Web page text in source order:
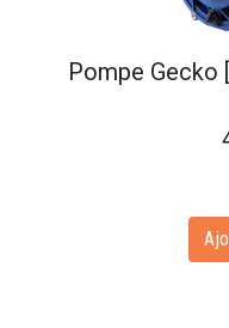
Pompe Gecko